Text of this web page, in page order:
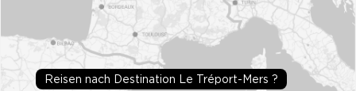
Reisen nach Destination Le Tréport-Mers ?